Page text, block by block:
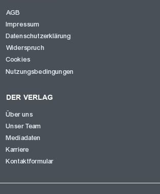
AGB
Impressum
Datenschutzerklärung
Widerspruch
Cookies
Nutzungsbedingungen
DER VERLAG
Über uns
Unser Team
Mediadaten
Karriere
Kontaktformular